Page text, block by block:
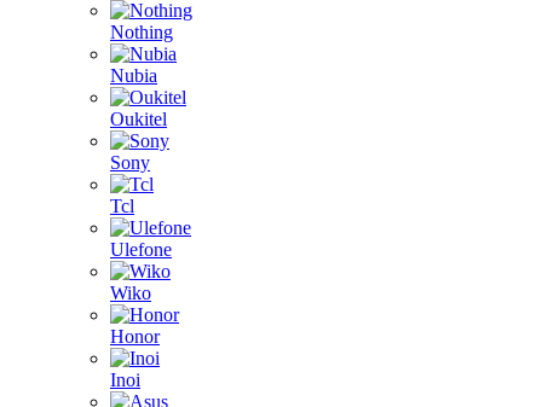
Nothing
Nubia
Oukitel
Sony
Tcl
Ulefone
Wiko
Honor
Inoi